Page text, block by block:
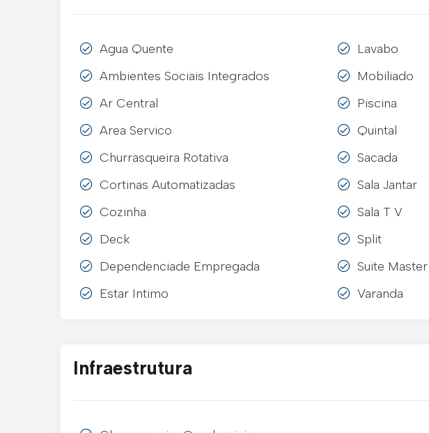
Agua Quente
Ambientes Sociais Integrados
Ar Central
Area Servico
Churrasqueira Rotativa
Cortinas Automatizadas
Cozinha
Deck
Dependenciade Empregada
Estar Intimo
Lavabo
Mobiliado
Piscina
Quintal
Sacada
Sala Jantar
Sala T V
Split
Suite Master
Varanda
Infraestrutura